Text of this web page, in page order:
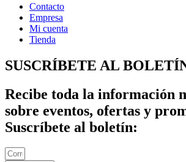
Contacto
Empresa
Mi cuenta
Tienda
SUSCRÍBETE AL
Recibe toda la información
sobre eventos, ofertas y
Suscríbete al boletín: